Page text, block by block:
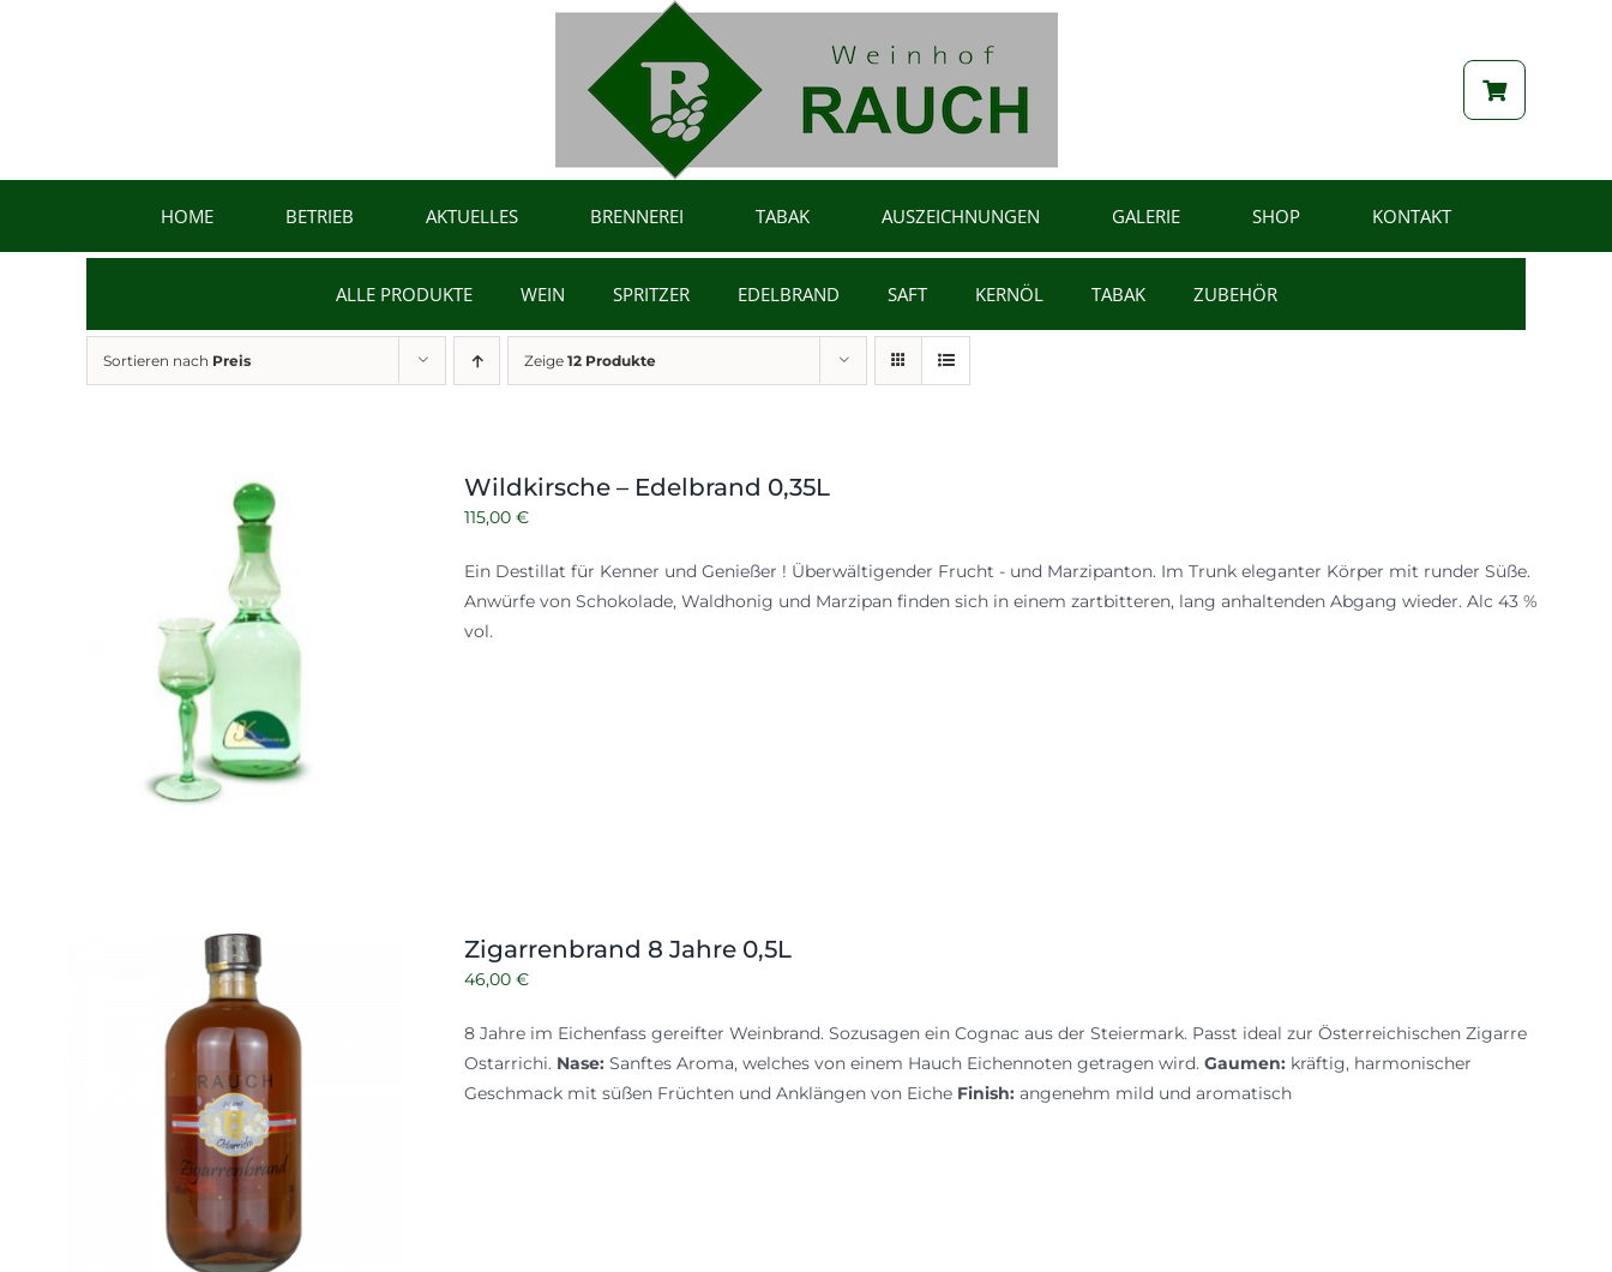
HOME BETRIEB AKTUELLES BRENNEREI TABAK AUSZEICHNUNGEN GALERIE SHOP KONTAKT
ALLE PRODUKTE WEIN SPRITZER EDELBRAND SAFT KERNÖL TABAK ZUBEHÖR
Sortieren nach Preis Zeige 12 Produkte
Wildkirsche – Edelbrand 0,35L
115,00 €
Ein Destillat für Kenner und Genießer ! Überwältigender Frucht - und Marzipanton. Im Trunk eleganter Körper mit runder Süße.
Anwürfe von Schokolade, Waldhonig und Marzipan finden sich in einem zartbitteren, lang anhaltenden Abgang wieder. Alc 43 %
vol.
Zigarrenbrand 8 Jahre 0,5L
46,00 €
8 Jahre im Eichenfass gereifter Weinbrand. Sozusagen ein Cognac aus der Steiermark. Passt ideal zur Österreichischen Zigarre
Ostarrichi. Nase:Sanftes Aroma, welches von einem Hauch Eichennoten getragen wird. Gaumen:kräftig, harmonischer
Geschmack mit süßen Früchten und Anklängen von Eiche Finish:angenehm mild und aromatisch